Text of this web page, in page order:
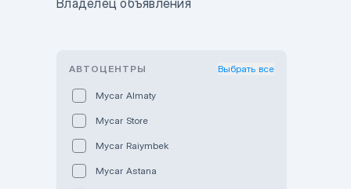
Владелец объявления
АВТОЦЕНТРЫ Выбрать все
Mycar Almaty
Mycar Store
Mycar Raiymbek
Mycar Astana